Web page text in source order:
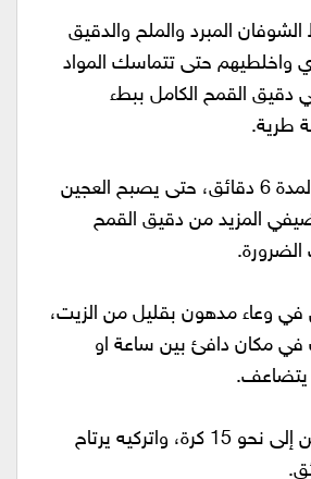
المبرد والملح والدقيق
واخلطيهم حتى تتماسك المواد
دقيق القمح الكامل ببطء
طرية.
تابعي العجن لمدة 6 دقائق، حتى يصبح العجين
المزيد من دقيق القمح
وعاء مدهون بقليل من الزيت،
مكان دافئ بين ساعة او
يتضاعف.
قسمي العجين إلى نحو 15 كرة، واتركيه يرتاح